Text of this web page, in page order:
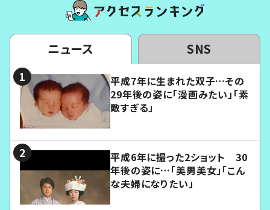
ニュース SNS
平成7年に生まれた双子…その
29年後の姿に「漫画みたい」「素
敵すぎる」
平成6年に撮った2ショット 30
年後の姿に…「美男美女」「こん
な夫婦になりたい」